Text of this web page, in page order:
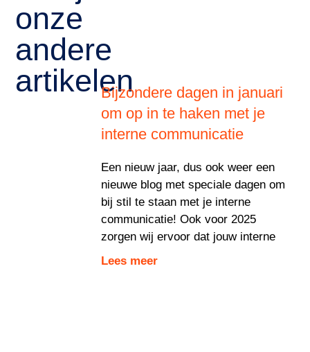
onze
andere
artikelenBijzondere dagen in januari
om op in te haken met je
interne communicatie
Een nieuw jaar, dus ook weer een
nieuwe blog met speciale dagen om
bij stil te staan met je interne
communicatie! Ook voor 2025
zorgen wij ervoor dat jouw interne
Lees meer